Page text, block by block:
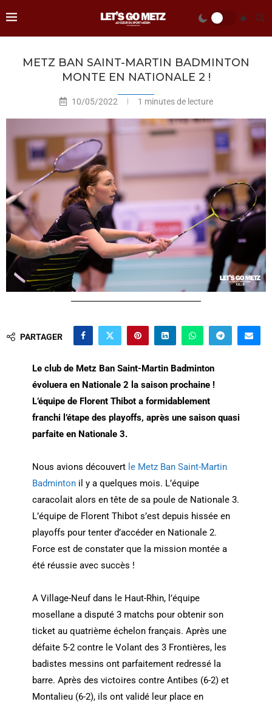
METZ BAN SAINT-MARTIN BADMINTON
MONTE EN NATIONALE 2 !
10/05/2022 1 minutes de lecture
PARTAGER
Le club de Metz Ban Saint-Martin Badminton
évoluera en Nationale 2 la saison prochaine !
L’équipe de Florent Thibot a formidablement
franchi l’étape des playoffs, après une saison quasi
parfaite en Nationale 3.
Nous avions découvert le Metz Ban Saint-Martin
Badmintonil y a quelques mois. L’équipe
caracolait alors en tête de sa poule de Nationale 3.
L’équipe de Florent Thibot s’est depuis hissée en
playoffs pour tenter d’accéder en Nationale 2.
Force est de constater que la mission montée a
été réussie avec succès !
A Village-Neuf dans le Haut-Rhin, l’équipe
mosellane a disputé 3 matchs pour obtenir son
ticket au quatrième échelon français. Après une
défaite 5-2 contre le Volant des 3 Frontières, les
badistes messins ont parfaitement redressé la
barre. Après des victoires contre Antibes (6-2) et
Montalieu (6-2), ils ont validé leur place en